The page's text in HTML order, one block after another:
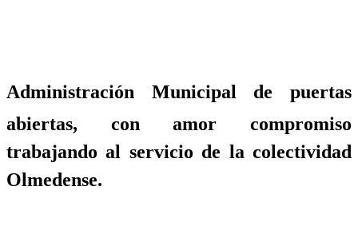
Administración Municipal de puertas
abiertas, con amor compromiso
trabajando al servicio de la colectividad
Olmedense.